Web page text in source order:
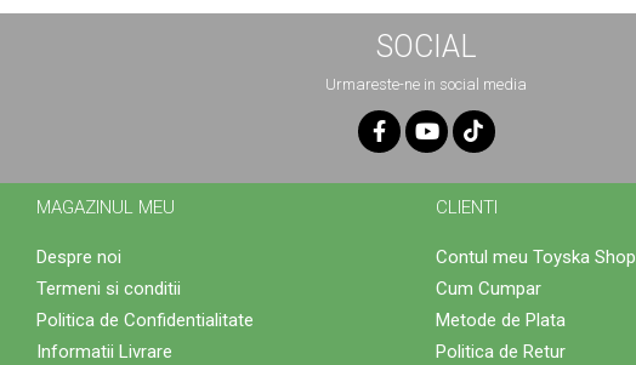
SOCIAL
Urmareste-ne in social media
MAGAZINUL MEU
Despre noi
Termeni si conditii
Politica de Confidentialitate
Informatii Livrare
CLIENTI
Contul meu Toyska Shop
Cum Cumpar
Metode de Plata
Politica de Retur